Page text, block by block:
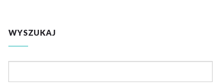
WYSZUKAJ